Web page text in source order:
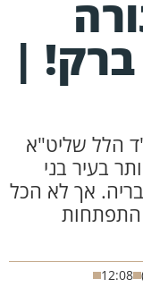
|
שליט"א
בעיר בני
אך לא הכל